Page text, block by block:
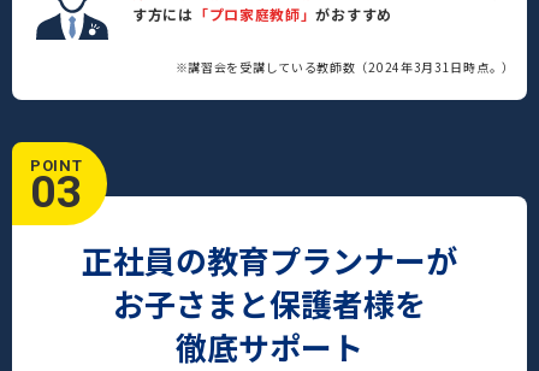
す方には 「プロ家庭教師」がおすすめ
※講習会を受講している教師数（2024年3月31日時点。）
POINT
03
正社員の教育プランナーが
お子さまと保護者様を
徹底サポート